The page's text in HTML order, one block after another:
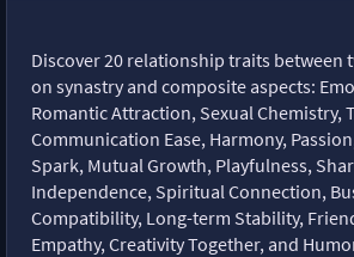
Discover 20 relationship traits between
on synastry and composite aspects:
Romantic Attraction, Sexual Chemistry,
Communication Ease, Harmony,
Spark, Mutual Growth, Playfulness,
Independence, Spiritual Connection,
Compatibility, Long-term Stability,
Empathy, Creativity Together, and